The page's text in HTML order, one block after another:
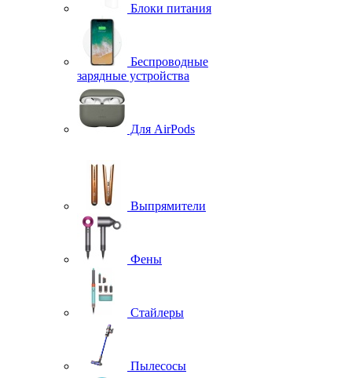
Блоки питания
Беспроводные
зарядные устройства
Для AirPods
Выпрямители
Фены
Стайлеры
Пылесосы